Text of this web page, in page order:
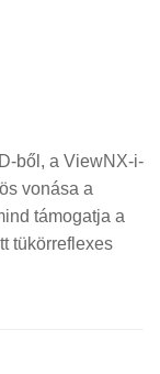
ből, a ViewNX-i-
vonása a
támogatja a
tükörreflexes